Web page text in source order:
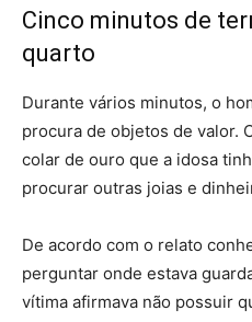
Cinco minutos de
quarto
Durante vários minutos, o
procura de objetos de valor.
colar de ouro que a idosa
procurar outras joias e
De acordo com o relato
perguntar onde estava
vítima afirmava não possuir